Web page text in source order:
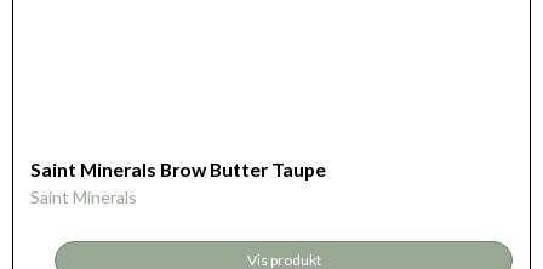
Saint Minerals Brow Butter Taupe
Saint Minerals
Vis produkt